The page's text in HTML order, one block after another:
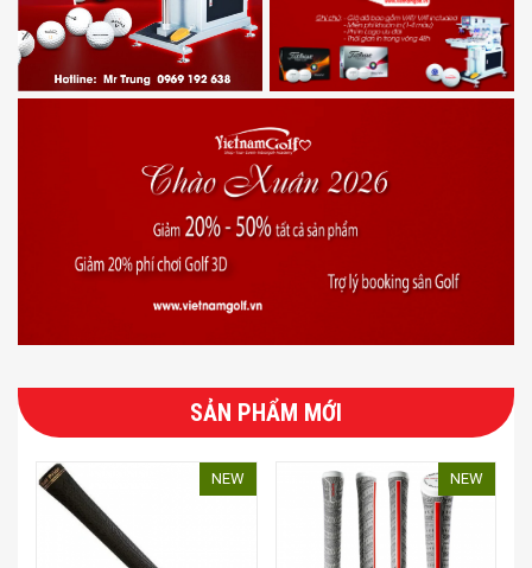
SẢN PHẨM MỚI
NEW NEW